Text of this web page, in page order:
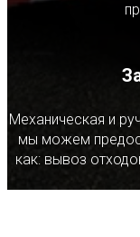
Механическая и
мы можем
как: вывоз